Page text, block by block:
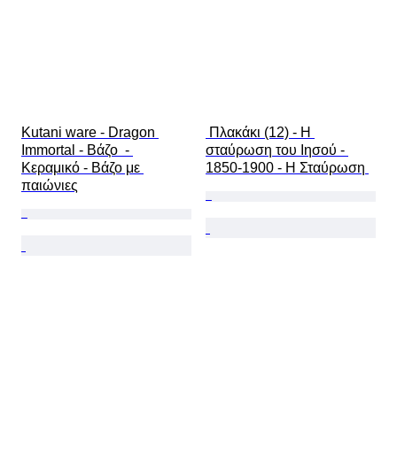
Kutani ware - Dragon
Immortal - Βάζο  -
Κεραμικό - Βάζο με
παιώνιες
σταύρωση του Ιησού -
1850-1900 - Η Σταύρωση